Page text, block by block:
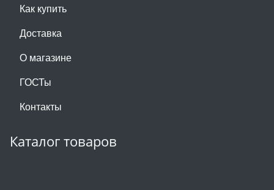
Как купить
Доставка
О магазине
ГОСТы
Контакты
Каталог товаров